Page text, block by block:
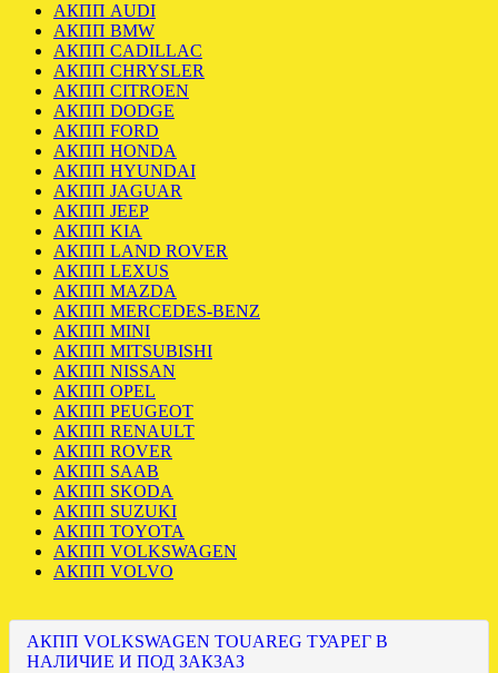
АКПП AUDI
АКПП BMW
АКПП CADILLAC
АКПП CHRYSLER
АКПП CITROEN
АКПП DODGE
АКПП FORD
АКПП HONDA
АКПП HYUNDAI
АКПП JAGUAR
АКПП JEEP
АКПП KIA
АКПП LAND ROVER
АКПП LEXUS
АКПП MAZDA
АКПП MERCEDES-BENZ
АКПП MINI
АКПП MITSUBISHI
АКПП NISSAN
АКПП OPEL
АКПП PEUGEOT
АКПП RENAULT
АКПП ROVER
АКПП SAAB
АКПП SKODA
АКПП SUZUKI
АКПП TOYOTA
АКПП VOLKSWAGEN
АКПП VOLVO
АКПП VOLKSWAGEN TOUAREG ТУАРЕГ В
НАЛИЧИЕ И ПОД ЗАКЗАЗ